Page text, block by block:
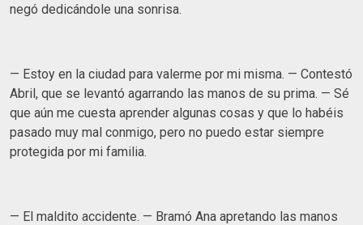
negó dedicándole una sonrisa.
— Estoy en la ciudad para valerme por mi misma. — Contestó
Abril, que se levantó agarrando las manos de su prima. — Sé
que aún me cuesta aprender algunas cosas y que lo habéis
pasado muy mal conmigo, pero no puedo estar siempre
protegida por mi familia.
— El maldito accidente. — Bramó Ana apretando las manos